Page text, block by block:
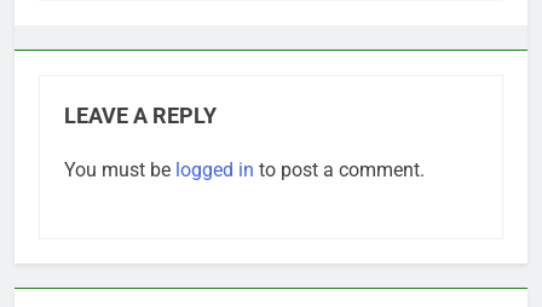
LEAVE A REPLY
You must be logged in to post a comment.